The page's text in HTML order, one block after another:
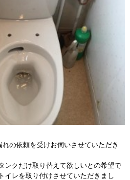
の依頼を受けお伺いさせていただき
ンクだけ取り替えて欲しいとの希望で
イレを取り付けさせていただきまし